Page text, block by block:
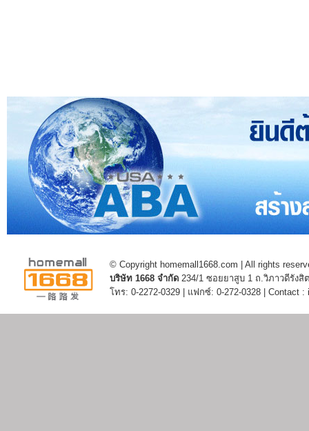
© Copyright homemall1668.com | All rights
บริษัท 1668 จำกัด 234/1 ซอยยาสูบ 1 ถ.วิภาวดีรัง
โทร: 0-2272-0329 | แฟกซ์: 0-272-0328 | Contact